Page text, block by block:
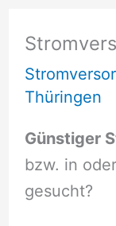
Thüringen
Günstiger
bzw. in
gesucht?